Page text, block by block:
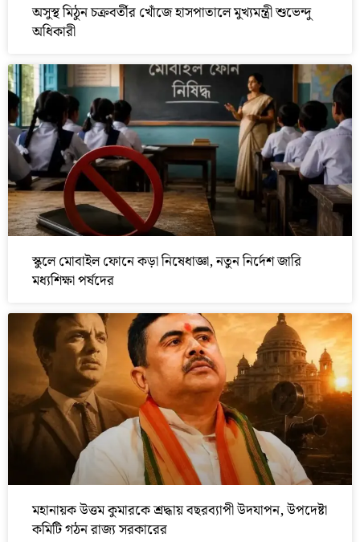
অসুস্থ মিঠুন চক্রবর্তীর খোঁজে হাসপাতালে মুখ্যমন্ত্রী শুভেন্দু
অধিকারী
স্কুলে মোবাইল ফোনে কড়া নিষেধাজ্ঞা, নতুন নির্দেশ জারি
মধ্যশিক্ষা পর্ষদের
মহানায়ক উত্তম কুমারকে শ্রদ্ধায় বছরব্যাপী উদযাপন, উপদেষ্টা
কমিটি গঠন রাজ্য সরকারের